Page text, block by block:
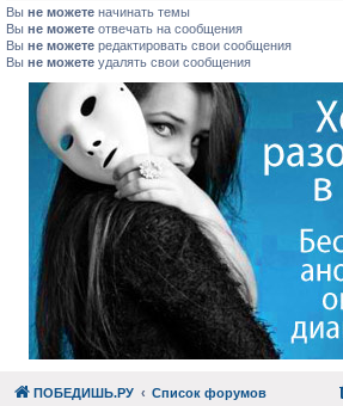
Вы не можете начинать темы
Вы не можете отвечать на сообщения
Вы не можете редактировать свои сообщения
Вы не можете удалять свои сообщения
ПОБЕДИШЬ.РУ Список форумов